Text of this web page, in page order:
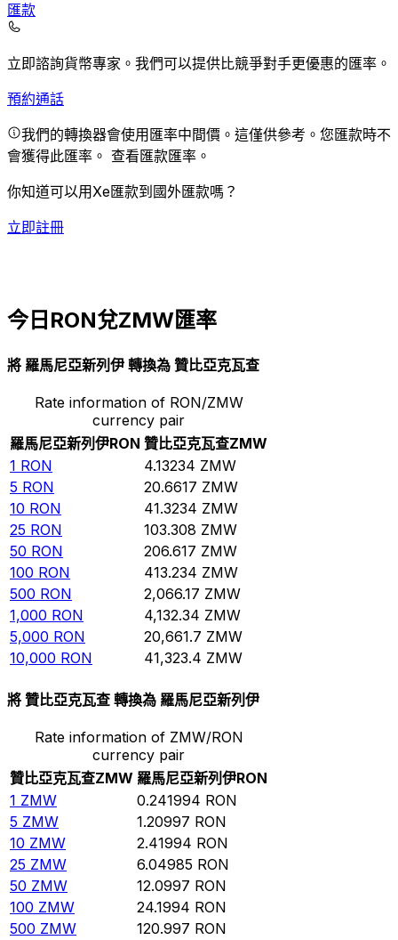
匯款
立即諮詢貨幣專家。 我們可以提供比競爭對手更優惠的匯率。
預約通話
我們的轉換器會使用匯率中間價。這僅供參考。您匯款時不
會獲得此匯率。 查看匯款匯率。
你知道可以用Xe匯款到國外匯款嗎？
立即註冊
今日RON兌ZMW匯率
將 羅馬尼亞新列伊 轉換為 贊比亞克瓦查
Rate information of RON/ZMW
currency pair
羅馬尼亞新列伊RON 贊比亞克瓦查ZMW
1 RON 4.13234 ZMW
5 RON 20.6617 ZMW
10 RON 41.3234 ZMW
25 RON 103.308 ZMW
50 RON 206.617 ZMW
100 RON 413.234 ZMW
500 RON 2,066.17 ZMW
1,000 RON 4,132.34 ZMW
5,000 RON 20,661.7 ZMW
10,000 RON 41,323.4 ZMW
將 贊比亞克瓦查 轉換為 羅馬尼亞新列伊
Rate information of ZMW/RON
currency pair
贊比亞克瓦查ZMW 羅馬尼亞新列伊RON
1 ZMW 0.241994 RON
5 ZMW 1.20997 RON
10 ZMW 2.41994 RON
25 ZMW 6.04985 RON
50 ZMW 12.0997 RON
100 ZMW 24.1994 RON
500 ZMW 120.997 RON